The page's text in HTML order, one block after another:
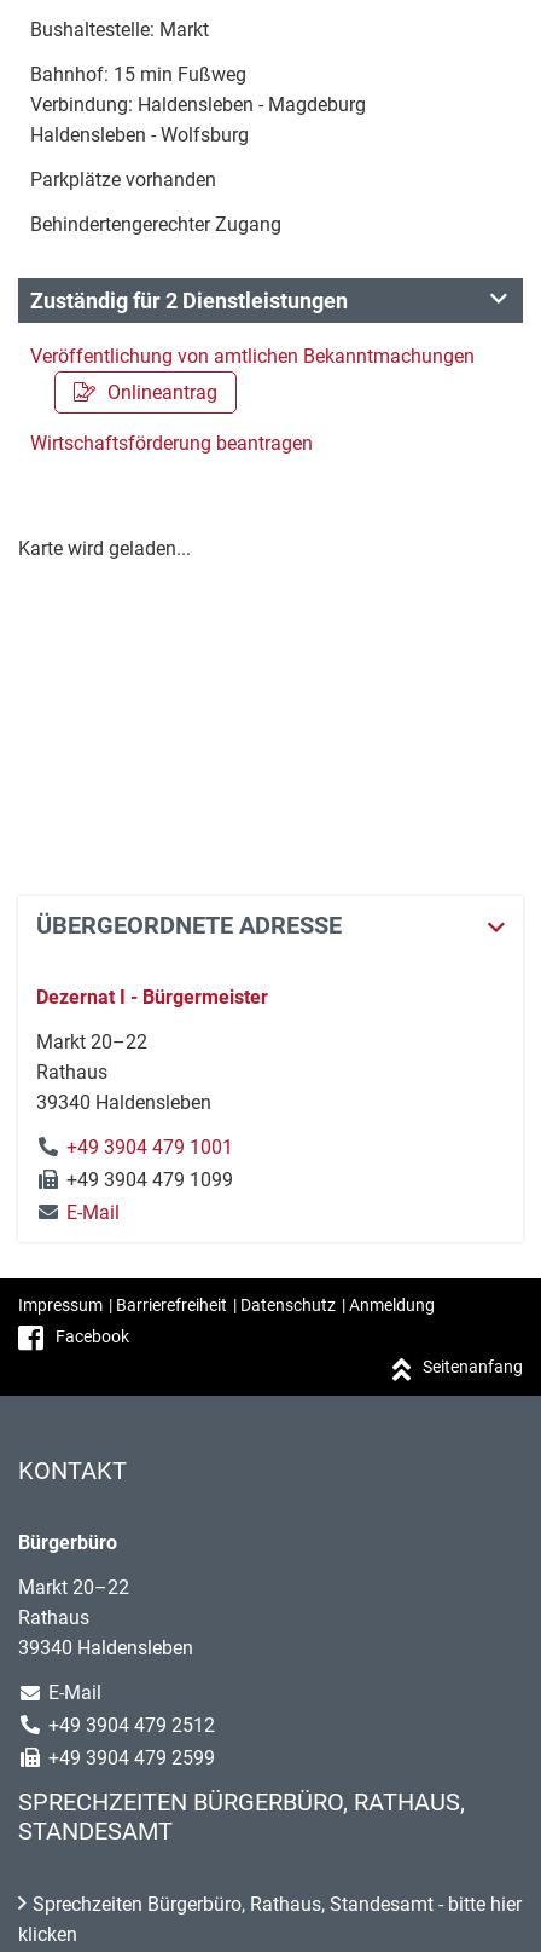
Bushaltestelle: Markt
Bahnhof: 15 min Fußweg
Verbindung: Haldensleben - Magdeburg
Haldensleben - Wolfsburg
Parkplätze vorhanden
Behindertengerechter Zugang
Zuständig für 2 Dienstleistungen
Veröffentlichung von amtlichen Bekanntmachungen
Onlineantrag
Wirtschaftsförderung beantragen
Karte wird geladen...
ÜBERGEORDNETE ADRESSE
Dezernat I - Bürgermeister
Markt 20–22
Rathaus
39340 Haldensleben
+49 3904 479 1001
+49 3904 479 1099
E-Mail
Impressum | Barrierefreiheit | Datenschutz |Anmeldung
Facebook
Seitenanfang
KONTAKT
Bürgerbüro
Markt 20–22
Rathaus
39340 Haldensleben
E-Mail
+49 3904 479 2512
+49 3904 479 2599
SPRECHZEITEN BÜRGERBÜRO, RATHAUS,
STANDESAMT
Sprechzeiten Bürgerbüro, Rathaus, Standesamt - bitte hier
klicken